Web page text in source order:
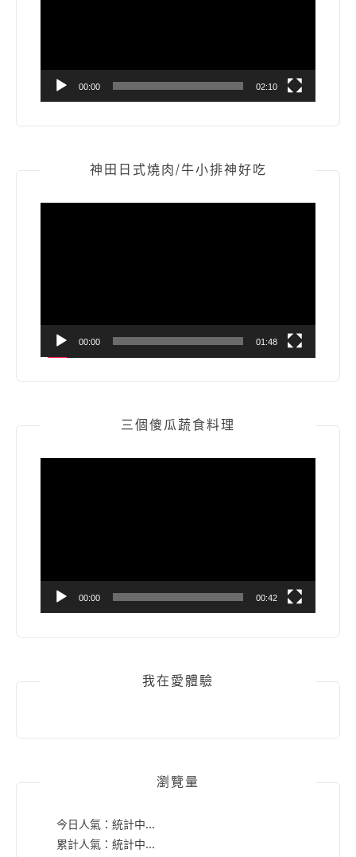
00:00 02:10
神田日式燒肉/牛小排神好吃
00:00 01:48
三個傻瓜蔬食料理
00:00 00:42
我在愛體驗
瀏覽量
今日人氣： 統計中...
累計人氣： 統計中...